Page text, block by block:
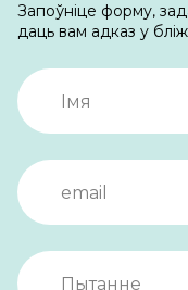
Запоўніце форму,
даць вам адказ у